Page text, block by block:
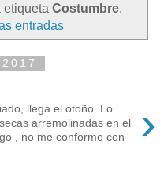
etiqueta Costumbre.
entradas
›
llega el otoño. Lo
arremolinadas en el
, no me conformo con